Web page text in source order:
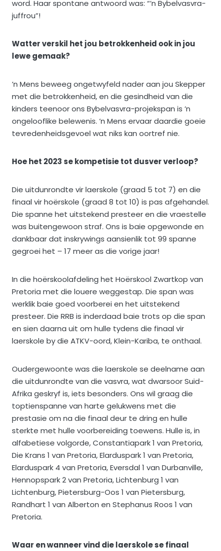
word. Haar spontane antwoord was: “’n Bybelvasvra-
juffrou”!
Watter verskil het jou betrokkenheid ook in jou
lewe gemaak?
’n Mens beweeg ongetwyfeld nader aan jou Skepper
met die betrokkenheid, en die gesindheid van die
kinders teenoor ons Bybelvasvra-projekspan is ’n
ongelooflike belewenis. ’n Mens ervaar daardie goeie
tevredenheidsgevoel wat niks kan oortref nie.
Hoe het 2023 se kompetisie tot dusver verloop?
Die uitdunrondte vir laerskole (graad 5 tot 7) en die
finaal vir hoërskole (graad 8 tot 10) is pas afgehandel.
Die spanne het uitstekend presteer en die vraestelle
was buitengewoon straf. Ons is baie opgewonde en
dankbaar dat inskrywings aansienlik tot 99 spanne
gegroei het – 17 meer as die vorige jaar!
In die hoërskoolafdeling het Hoërskool Zwartkop van
Pretoria met die louere weggestap. Die span was
werklik baie goed voorberei en het uitstekend
presteer. Die RRB is inderdaad baie trots op die span
en sien daarna uit om hulle tydens die finaal vir
laerskole by die ATKV-oord, Klein-Kariba, te onthaal.
Oudergewoonte was die laerskole se deelname aan
die uitdunrondte van die vasvra, wat dwarsoor Suid-
Afrika geskryf is, iets besonders. Ons wil graag die
toptienspanne van harte gelukwens met die
prestasie om na die finaal deur te dring en hulle
sterkte met hulle voorbereiding toewens. Hulle is, in
alfabetiese volgorde, Constantiapark 1 van Pretoria,
Die Krans 1 van Pretoria, Elarduspark 1 van Pretoria,
Elarduspark 4 van Pretoria, Eversdal 1 van Durbanville,
Hennopspark 2 van Pretoria, Lichtenburg 1 van
Lichtenburg, Pietersburg-Oos 1 van Pietersburg,
Randhart 1 van Alberton en Stephanus Roos 1 van
Pretoria.
Waar en wanneer vind die laerskole se finaal